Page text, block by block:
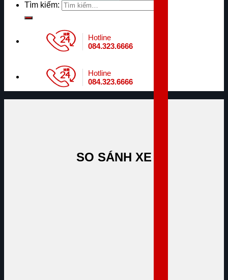
Tìm kiếm:
Hotline
084.323.6666
Hotline
084.323.6666
SO SÁNH XE